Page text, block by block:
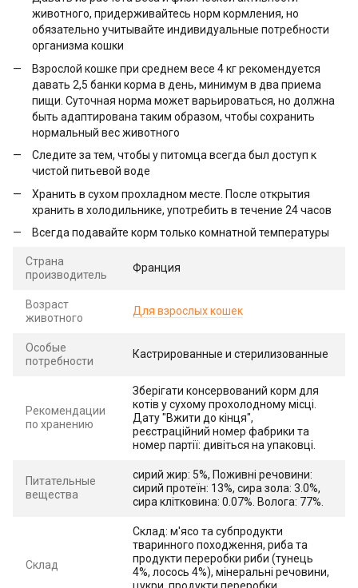
животного, придерживайтесь норм кормления, но
обязательно учитывайте индивидуальные потребности
организма кошки
Взрослой кошке при среднем весе 4 кг рекомендуется
давать 2,5 банки корма в день, минимум в два приема
пищи. Суточная норма может варьироваться, но должна
быть адаптирована таким образом, чтобы сохранить
нормальный вес животного
Следите за тем, чтобы у питомца всегда был доступ к
чистой питьевой воде
Хранить в сухом прохладном месте. После открытия
хранить в холодильнике, употребить в течение 24 часов
Всегда подавайте корм только комнатной температуры
Страна
производитель
Франция
Возраст
животного
Для взрослых кошек
Особые
потребности
Кастрированные и стерилизованные
Рекомендации
по хранению
Зберігати консервований корм для
котів у сухому прохолодному місці.
Дату "Вжити до кінця",
реєстраційний номер фабрики та
номер партії: дивіться на упаковці.
Питательные
вещества
сирий жир: 5%, Поживні речовини:
сирий протеїн: 13%, сира зола: 3.0%,
сира клітковина: 0.07%. Волога: 77%.
Склад
Склад: м'ясо та субпродукти
тваринного походження, риба та
продукти переробки риби (тунець
4%, лосось 4%), мінеральні речовини,